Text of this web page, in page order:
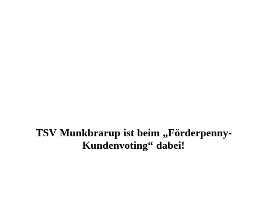
TSV Munkbrarup ist beim „Förderpenny-
Kundenvoting“ dabei!